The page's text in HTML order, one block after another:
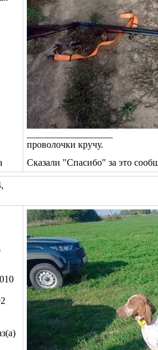
проволочки кручу.
Сказали "Спасибо" за это